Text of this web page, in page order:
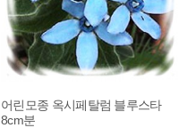
어린모종 옥시페탈럼 블루스타
8cm분